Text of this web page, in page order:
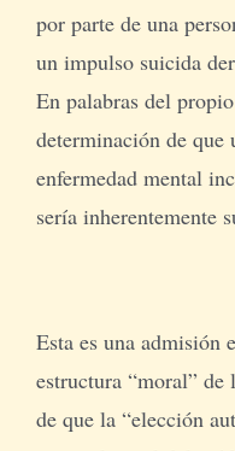
por parte de una
un impulso suicida
En palabras del
determinación de que
enfermedad mental
sería inherentemente
Esta es una admisión
estructura “moral”
de que la “elección